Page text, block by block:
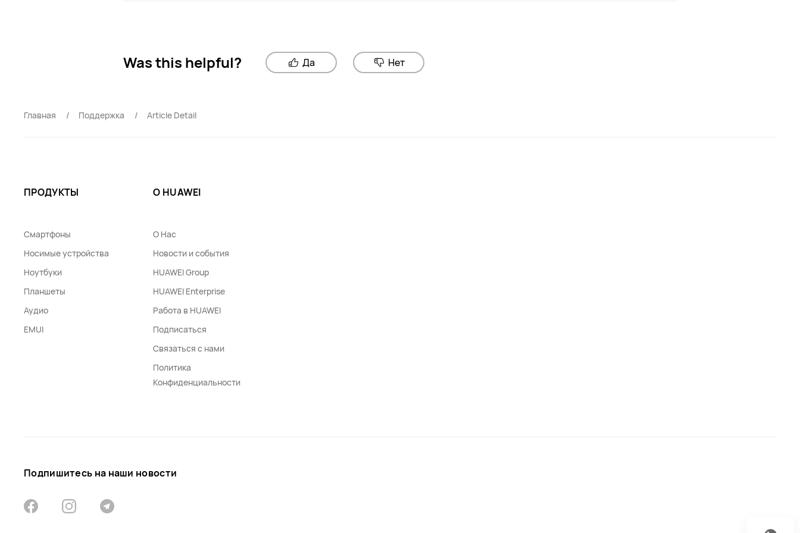
Was this helpful? Да Нет
Главная Поддержка Article Detail
ПРОДУКТЫ
Смартфоны
Носимые устройства
Ноутбуки
Планшеты
Аудио
EMUI
О HUAWEI
О Нас
Новости и события
HUAWEI Group
HUAWEI Enterprise
Работа в HUAWEI
Подписаться
Связаться с нами
Политика
Конфиденциальности
Подпишитесь на наши новости